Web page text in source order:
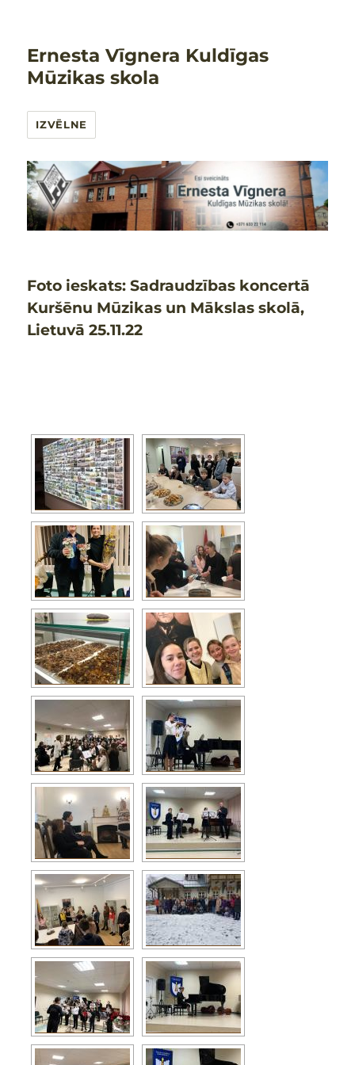
Ernesta Vīgnera Kuldīgas
Mūzikas skola
IZVĒLNE
Foto ieskats: Sadraudzības koncertā
Kuršēnu Mūzikas un Mākslas skolā,
Lietuvā 25.11.22